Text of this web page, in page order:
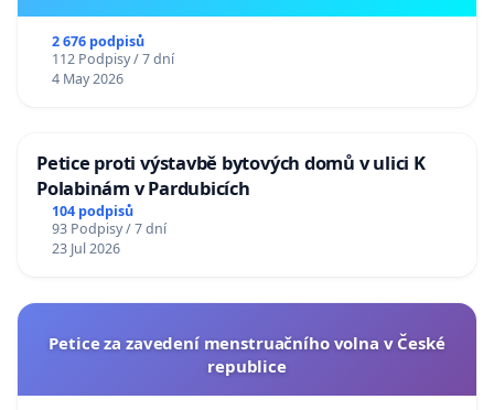
2 676 podpisů
112 Podpisy / 7 dní
4 May 2026
Petice proti výstavbě bytových domů v ulici K
Polabinám v Pardubicích
104 podpisů
93 Podpisy / 7 dní
23 Jul 2026
Petice za zavedení menstruačního volna v České
republice